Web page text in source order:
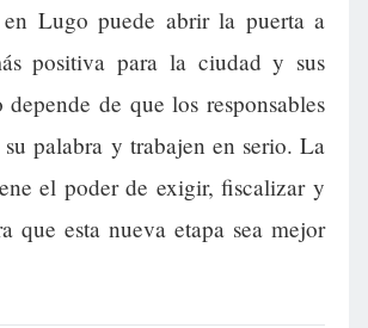
Lugo puede abrir la puerta a
positiva para la ciudad y sus
depende de que los responsables
palabra y trabajen en serio. La
el poder de exigir, fiscalizar y
que esta nueva etapa sea mejor